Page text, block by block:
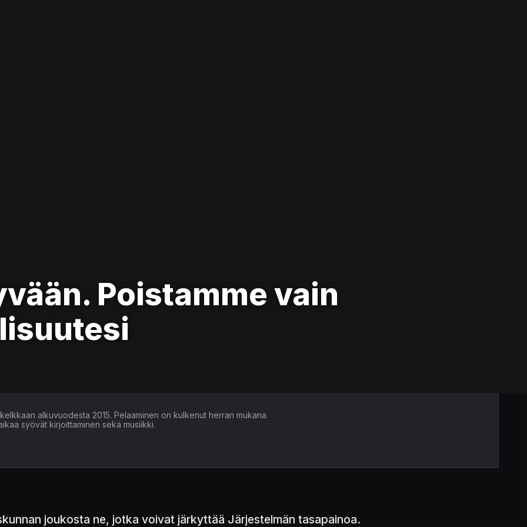
Poistamme vain
alkuvuodesta 2015. Pelaaminen on kulkenut herran mukana
syövät kirjoittaminen sekä musiikki.
joukosta ne, jotka voivat järkyttää Järjestelmän tasapainoa.